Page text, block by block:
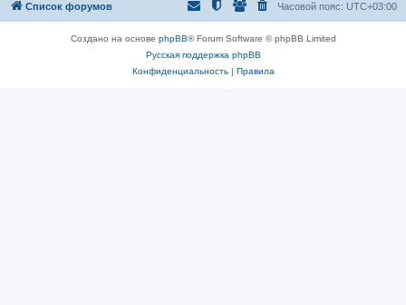
Список форумов Часовой пояс: UTC+03:00
Создано на основе phpBB® Forum Software © phpBB Limited
Русская поддержка phpBB
Конфиденциальность| Правила